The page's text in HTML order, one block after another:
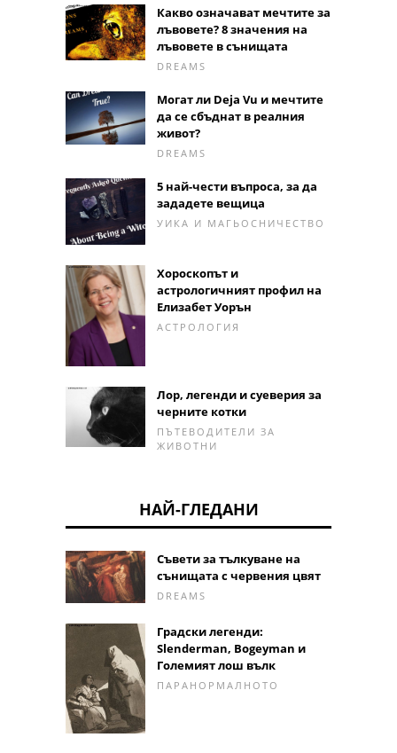
Какво означават мечтите за
лъвовете? 8 значения на
лъвовете в сънищата
DREAMS
Могат ли Deja Vu и мечтите
да се сбъднат в реалния
живот?
DREAMS
5 най-чести въпроса, за да
зададете вещица
УИКА И МАГЬОСНИЧЕСТВО
Хороскопът и
астрологичният профил на
Елизабет Уорън
АСТРОЛОГИЯ
Лор, легенди и суеверия за
черните котки
ПЪТЕВОДИТЕЛИ ЗА
ЖИВОТНИ
НАЙ-ГЛЕДАНИ
Съвети за тълкуване на
сънищата с червения цвят
DREAMS
Градски легенди:
Slenderman, Bogeyman и
Големият лош вълк
ПАРАНОРМАЛНОТО